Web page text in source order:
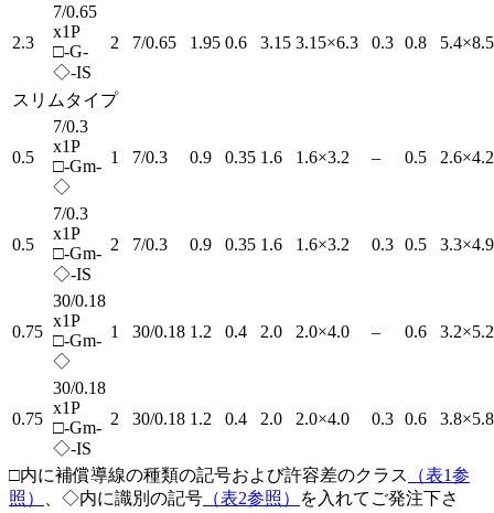
2.3
7/0.65
x1P
□-G-
◇-IS
2 7/0.65 1.95 0.6 3.15 3.15×6.3 0.3 0.8 5.4×8.5
スリムタイプ
0.5
7/0.3
x1P
□-Gm-
◇
1 7/0.3 0.9 0.35 1.6 1.6×3.2 – 0.5 2.6×4.2
0.5
7/0.3
x1P
□-Gm-
◇-IS
2 7/0.3 0.9 0.35 1.6 1.6×3.2 0.3 0.5 3.3×4.9
0.75
30/0.18
x1P
□-Gm-
◇
1 30/0.18 1.2 0.4 2.0 2.0×4.0 – 0.6 3.2×5.2
0.75
30/0.18
x1P
□-Gm-
◇-IS
2 30/0.18 1.2 0.4 2.0 2.0×4.0 0.3 0.6 3.8×5.8
□内に補償導線の種類の記号および許容差のクラス
（表1参
照）
、◇内に識別の記号 （表2参照）
を入れてご発注下さ